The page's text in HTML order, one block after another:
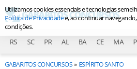
RS SC PR AL BA CE MA
GABARITOS CONCURSOS ESPÍRITO SANTO
Utilizamos cookies essenciais e tecnologias
Política de Privacidadee, ao continuar
condições.